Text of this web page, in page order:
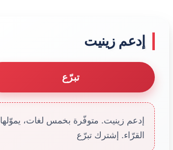
إدعم زينيت
تبرّع
إدعم زينيت. متوفّرة بخمس لغات، يموّلها
القرّاء. إشترك تبرّع